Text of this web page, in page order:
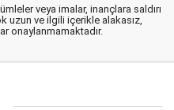
veya imalar, inançlara saldırı
uzun ve ilgili içerikle alakasız,
onaylanmamaktadır.